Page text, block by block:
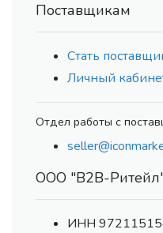
Поставщикам
Стать
Личный
Отдел работы с
ООО "В2В-
ИНН